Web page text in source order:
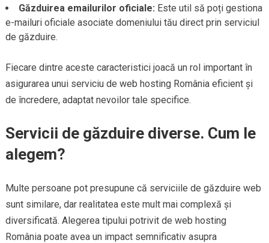
Găzduirea emailurilor oficiale: Este util să poți gestiona
e-mailuri oficiale asociate domeniului tău direct prin serviciul
de găzduire.
Fiecare dintre aceste caracteristici joacă un rol important în
asigurarea unui serviciu de web hosting România eficient și
de încredere, adaptat nevoilor tale specifice.
Servicii de găzduire diverse. Cum le
alegem?
Multe persoane pot presupune că serviciile de găzduire web
sunt similare, dar realitatea este mult mai complexă și
diversificată. Alegerea tipului potrivit de web hosting
România poate avea un impact semnificativ asupra